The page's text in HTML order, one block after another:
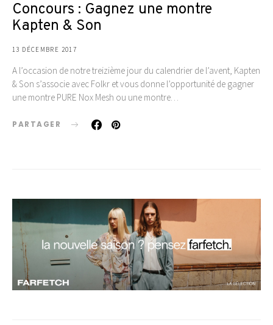
Concours : Gagnez une montre
Kapten & Son
13 DÉCEMBRE 2017
A l’occasion de notre treizième jour du calendrier de l’avent, Kapten
& Son s’associe avec Folkr et vous donne l’opportunité de gagner
une montre PURE Nox Mesh ou une montre…
PARTAGER